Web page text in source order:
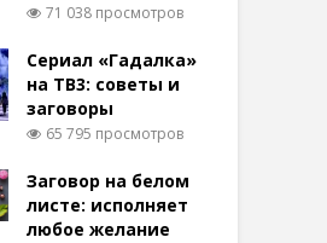
71 038 просмотров
Сериал «Гадалка»
на ТВ3: советы и
заговоры
65 795 просмотров
Заговор на белом
листе: исполняет
любое желание